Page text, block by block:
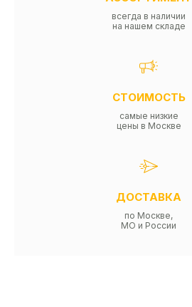
всегда в наличии
на нашем складе
СТОИМОСТЬ
самые низкие
цены в Москве
ДОСТАВКА
по Москве,
МО и России